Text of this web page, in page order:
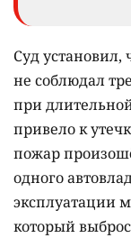
Суд
не соблюдал
при
привело к
пожар
одного
эксплуатации
который